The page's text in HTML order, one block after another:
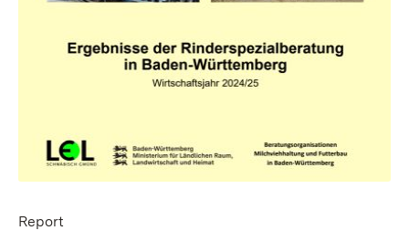
Report